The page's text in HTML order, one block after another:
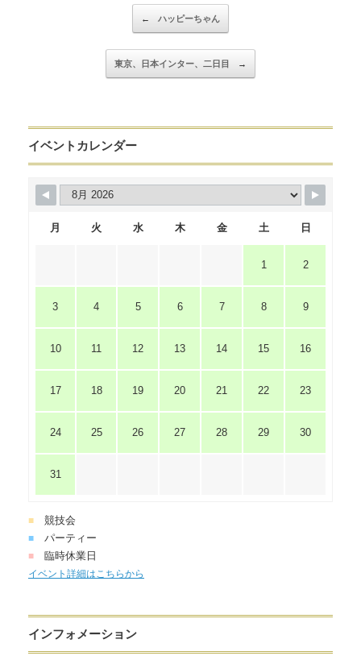
← ハッピーちゃん
東京、日本インター、二日目 →
イベントカレンダー
月 火 水 木 金 土 日
1 2
3 4 5 6 7 8 9
10 11 12 13 14 15 16
17 18 19 20 21 22 23
24 25 26 27 28 29 30
31
■ 競技会
■ パーティー
■ 臨時休業日
イベント詳細はこちらから
インフォメーション